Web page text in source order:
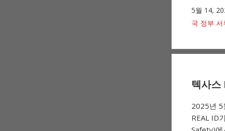
5월 14,
국 정부 서
텍사스
2025년 5
REAL ID